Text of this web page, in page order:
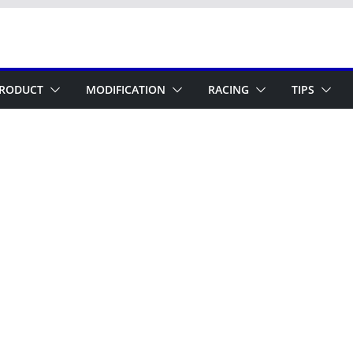
MODIFICATION RACING TIPS